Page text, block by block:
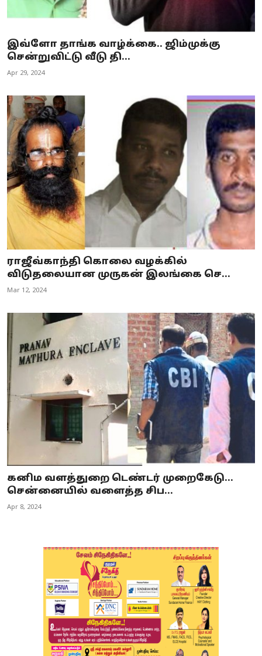
இவ்ளோ தாங்க வாழ்க்கை.. ஜிம்முக்கு
சென்றுவிட்டு வீடு தி...
Apr 29, 2024
ராஜீவ்காந்தி கொலை வழக்கில்
விடுதலையான முருகன் இலங்கை செ...
Mar 12, 2024
கனிம வளத்துறை டெண்டர் முறைகேடு...
சென்னையில் வளைத்த சிப...
Apr 8, 2024